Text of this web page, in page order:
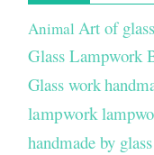
Animal Art of glass
Glass Lampwork
Glass work
lampwork
handmade by